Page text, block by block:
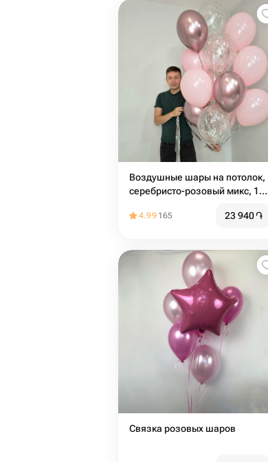
Воздушные шары на потолок,
серебристо-розовый микс, 15
4.99 165 23 940֏
Связка розовых шаров